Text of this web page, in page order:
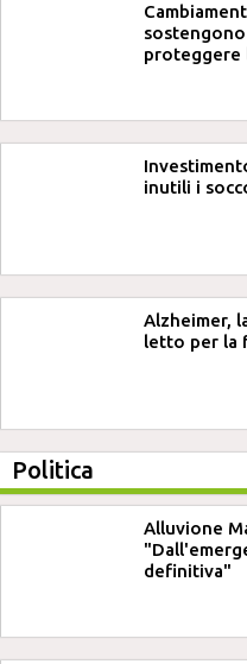
proteggere
inutili i
Alzheimer,
letto per la
Politica
Alluvione
definitiva"